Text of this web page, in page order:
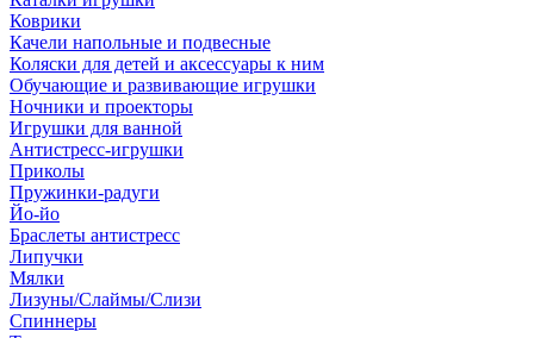
Коврики
Качели напольные и подвесные
Коляски для детей и аксессуары к ним
Обучающие и развивающие игрушки
Ночники и проекторы
Игрушки для ванной
Антистресс-игрушки
Приколы
Пружинки-радуги
Йо-йо
Браслеты антистресс
Липучки
Мялки
Лизуны/Слаймы/Слизи
Спиннеры